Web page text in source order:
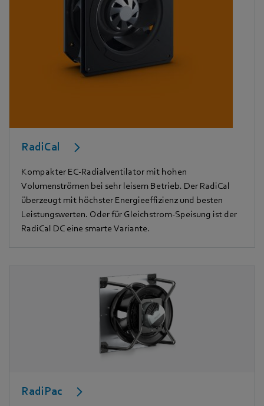
RadiCal
Kompakter EC-Radialventilator mit hohen
Volumenströmen bei sehr leisem Betrieb. Der RadiCal
überzeugt mit höchster Energieeffizienz und besten
Leistungswerten. Oder für Gleichstrom-Speisung ist der
RadiCal DC eine smarte Variante.
RadiPac